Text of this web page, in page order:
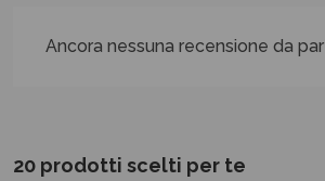
Ancora nessuna recensione da
20 prodotti scelti per te